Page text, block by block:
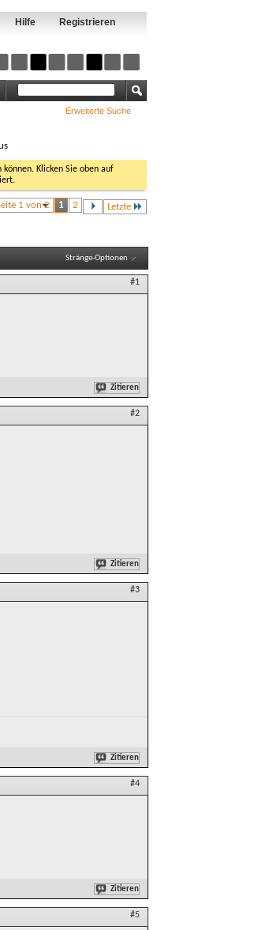
Registrieren
Hilfe
Erweiterte Suche
Klicken Sie oben auf
1 von 2 1 2 Letzte
Stränge-Optionen
#1
Zitieren
#2
Zitieren
#3
Zitieren
#4
Zitieren
#5